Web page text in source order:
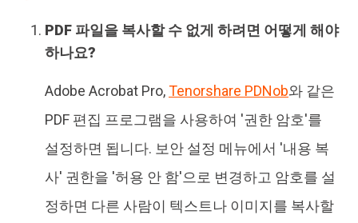
PDF 파일을 복사할 수 없게 하려면 어떻게 해야
하나요?
Adobe Acrobat Pro,Tenorshare PDNob와 같은
PDF 편집 프로그램을 사용하여 '권한 암호'를
설정하면 됩니다. 보안 설정 메뉴에서 '내용 복
사' 권한을 '허용 안 함'으로 변경하고 암호를 설
정하면 다른 사람이 텍스트나 이미지를 복사할